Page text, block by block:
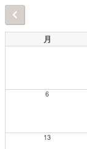
月
6
13